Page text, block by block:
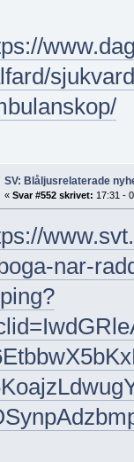
SV: Blåljusrelaterade
« Svar #552 skrivet: 17:31 -
nar-